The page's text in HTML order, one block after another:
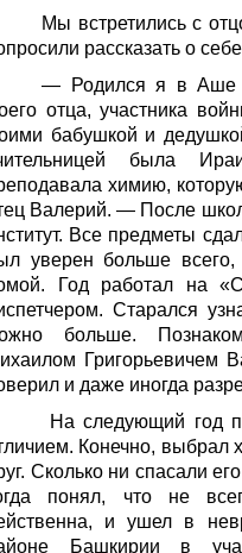
Мы встретились с
рассказать о
— Родился я в Аше
отца, участника
бабушкой и
была
химию,
Валерий. — После
Все предметы
уверен больше
Год работал на
Старался
больше.
Григорьевичем
и даже иногда
На следующий год
Конечно, выбрал
Сколько ни спасали
понял, что не
и ушел в
Башкирии в